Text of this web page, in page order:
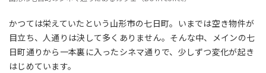
かつては栄えていたという山形市の七日町。いまでは空き物件が
目立ち、人通りは決して多くありません。そんな中、メインの七
日町通りから一本裏に入ったシネマ通りで、少しずつ変化が起き
はじめています。